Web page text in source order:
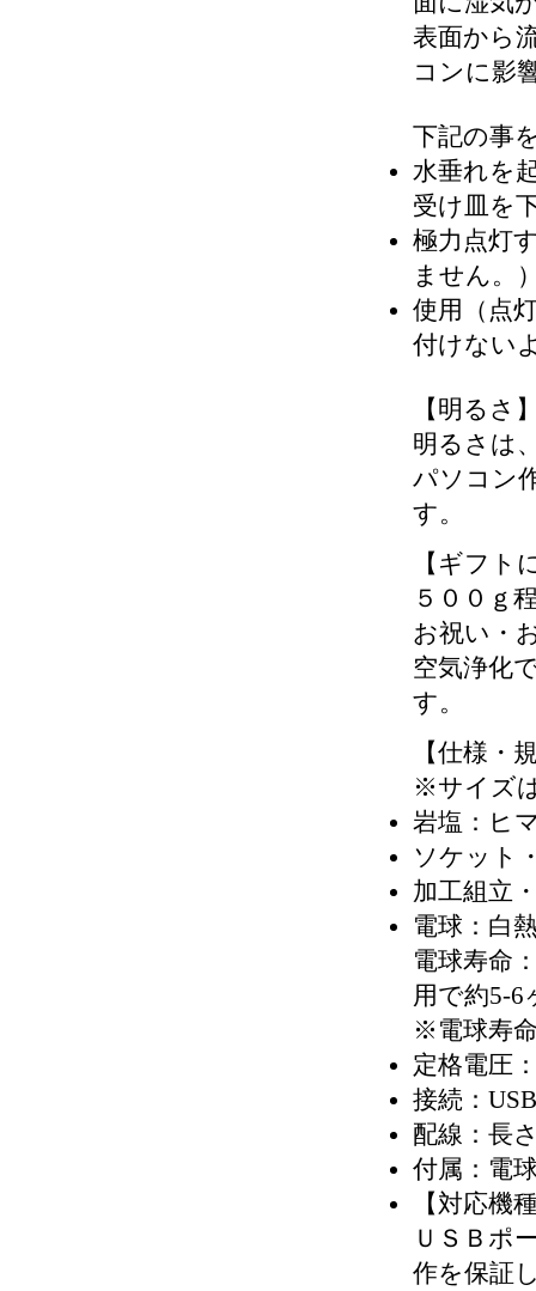
表面から
コンに影
下記の事
水垂れを
受け皿を
極力点灯
ません。
使用（点
付けない
【明るさ
明るさは
パソコン
す。
【ギフト
５００ｇ
お祝い・
空気浄化
す。
【仕様・
※サイズ
岩塩：ヒ
ソケット
加工組立
電球：白
電球寿命
用で約5-6
※電球寿
定格電圧
接続：
配線：長
付属：電
【対応機
ＵＳＢポ
作を保証